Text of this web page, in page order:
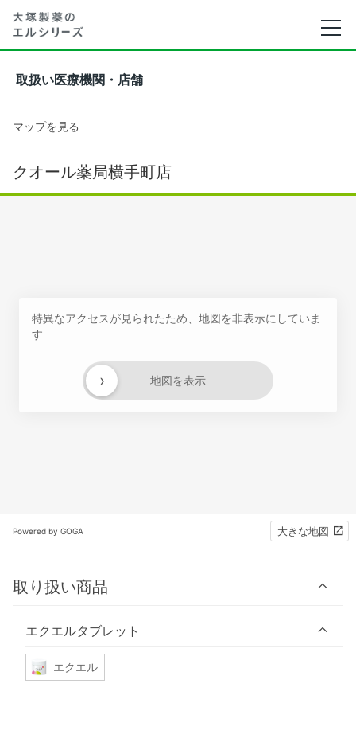
取扱い医療機関・店舗
マップを見る
クオール薬局横手町店
特異なアクセスが見られたため、地図を非表示にしていま
す
地図を表示
›
Powered by GOGA 大きな地図
取り扱い商品
エクエルタブレット
エクエル